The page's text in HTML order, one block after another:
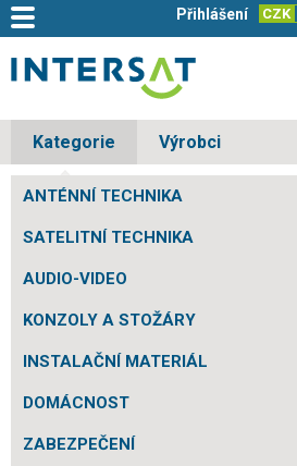
CZK
Přihlášení
Kategorie Výrobci
ANTÉNNÍ TECHNIKA
SATELITNÍ TECHNIKA
AUDIO-VIDEO
KONZOLY A STOŽÁRY
INSTALAČNÍ MATERIÁL
DOMÁCNOST
ZABEZPEČENÍ